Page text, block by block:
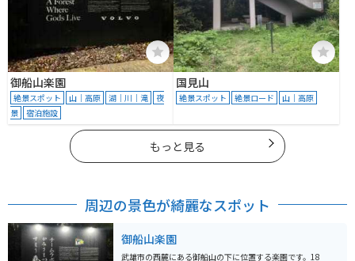
御船山楽園
絶景スポット 山｜高原 湖｜川｜滝
夜
景
宿泊施設
国見山
絶景スポット 絶景ロード 山｜高原
もっと見る
周辺の景色が綺麗なスポット
御船山楽園
武雄市の西麓にある御船山の下に位置する楽園です。18